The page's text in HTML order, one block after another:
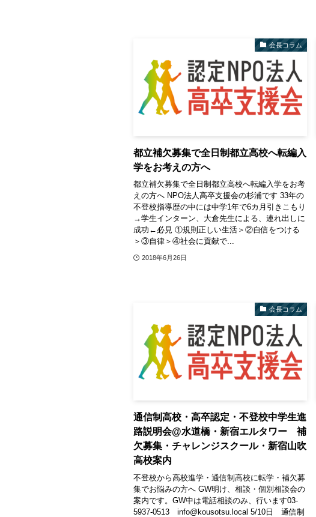
会長コラム
都立補欠募集で全日制都立高校へ転編入
学をお考えの方へ
都立補欠募集で全日制都立高校へ転編入学をお考
えの方へ NPO法人高卒支援会の杉浦です 33年の
不登校指導歴の中には中学1年で6カ月引きこもり
→学生インターン、大倉先生による、連れ出しに
成功←必見 ①規則正しい生活＞②自信をつける
＞③自律＞④社会に貢献で...
2018年6月26日
会長コラム
通信制高校・高卒認定・不登校中学生進
路説明会@水道橋・新宿エルタワー 補
欠募集・チャレンジスクール・新宿山吹
高校案内
不登校から高校進学・通信制高校に転学・補欠募
集でお悩みの方へ GW明け、相談・個別相談会の
案内です。GW中は電話相談のみ、行います03-
5937-0513 info@kousotsu.local 5/10日 通信制